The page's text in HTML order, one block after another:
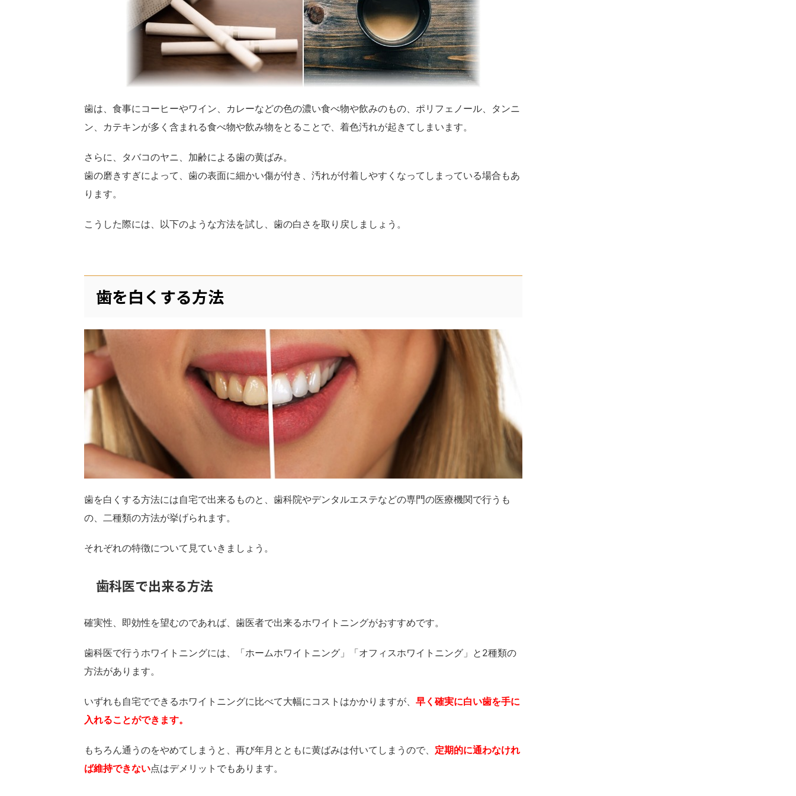
歯は、食事にコーヒーやワイン、カレーなどの色の濃い食べ物や飲みのもの、ポリフェノール、タンニ
ン、カテキンが多く含まれる食べ物や飲み物をとることで、着色汚れが起きてしまいます。
さらに、タバコのヤニ、加齢による歯の黄ばみ。
歯の磨きすぎによって、歯の表面に細かい傷が付き、汚れが付着しやすくなってしまっている場合もあ
ります。
こうした際には、以下のような方法を試し、歯の白さを取り戻しましょう。
歯を白くする方法
歯を白くする方法には自宅で出来るものと、歯科院やデンタルエステなどの専門の医療機関で行うも
の、二種類の方法が挙げられます。
それぞれの特徴について見ていきましょう。
歯科医で出来る方法
確実性、即効性を望むのであれば、歯医者で出来るホワイトニングがおすすめです。
歯科医で行うホワイトニングには、「ホームホワイトニング」「オフィスホワイトニング」と2種類の
方法があります。
いずれも自宅でできるホワイトニングに比べて大幅にコストはかかりますが、 早く確実に白い歯を手に
入れることができます。
もちろん通うのをやめてしまうと、再び年月とともに黄ばみは付いてしまうので、 定期的に通わなけれ
ば維持できない点はデメリットでもあります。